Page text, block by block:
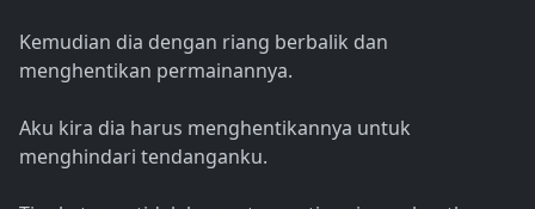
Kemudian dia dengan riang berbalik dan
menghentikan permainannya.
Aku kira dia harus menghentikannya untuk
menghindari tendanganku.